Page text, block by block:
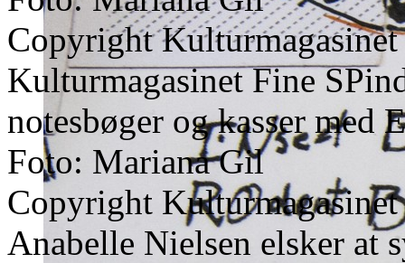
Copyright
Kulturmagasinet Fine
notesbøger og kasser med
Foto: Mariana Gil
Copyright
Anabelle Nielsen elsker at